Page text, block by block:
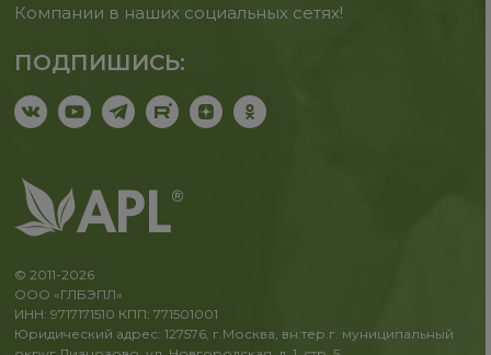
Компании в наших социальных сетях!
ПОДПИШИСЬ:
© 2011-2026
ООО «ГЛБЭПЛ»
ИНН: 9717171510 КПП: 771501001
Юридический адрес: 127576, г.Москва, вн.тер.г. муниципальный